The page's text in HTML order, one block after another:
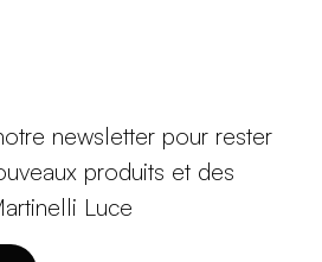
newsletter pour rester
produits et des
Luce